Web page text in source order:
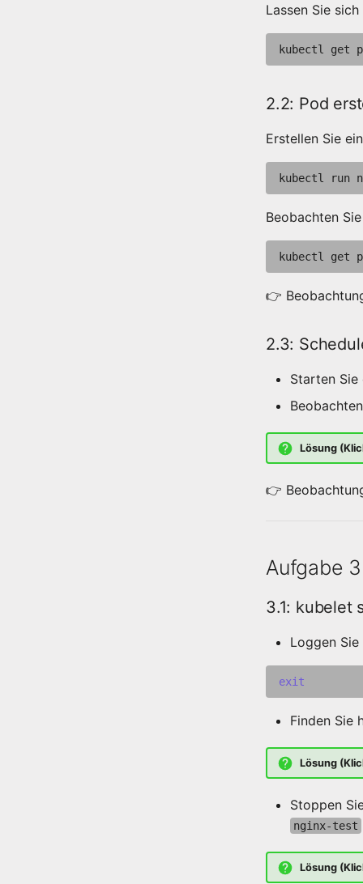
Lassen Sie
kubectl get
2.2: Pod
Erstellen Sie
kubectl run
Beobachten
kubectl get
👉
2.3:
Starten
Lösung
👉
Aufgabe
3.1: kubelet
Loggen
exit
Finden Sie
Lösung
Stoppen
nginx-test
Lösung